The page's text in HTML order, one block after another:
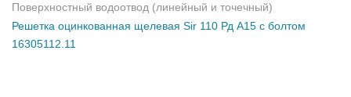
Поверхностный водоотвод (линейный и точечный)
Решетка оцинкованная щелевая Sir 110 Рд А15 с болтом
16305112.11